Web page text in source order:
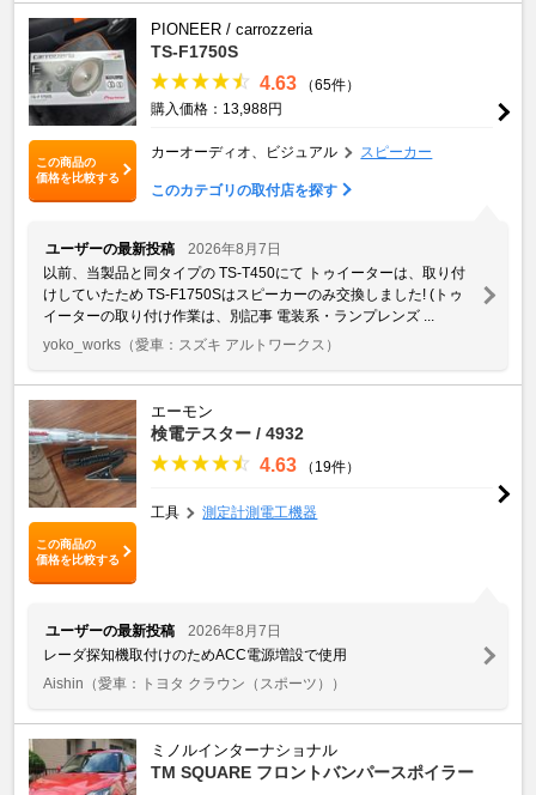
この商品の
価格を比較する
PIONEER / carrozzeria
TS-F1750S
4.63
（65件）
購入価格：13,988円
カーオーディオ、ビジュアル スピーカー
このカテゴリの取付店を探す
ユーザーの最新投稿
2026年8月7日
以前、当製品と同タイプの TS-T450にて トゥイーターは、取り付
けしていたため TS-F1750Sはスピーカーのみ交換しました! (トゥ
イーターの取り付け作業は、別記事 電装系・ランプレンズ ...
yoko_works （愛車：スズキ アルトワークス）
この商品の
価格を比較する
エーモン
検電テスター / 4932
4.63 （19件）
工具 測定計測電工機器
ユーザーの最新投稿
2026年8月7日
レーダ探知機取付けのためACC電源増設で使用
Aishin （愛車：トヨタ クラウン（スポーツ））
ミノルインターナショナル
TM SQUARE フロントバンパースポイラー